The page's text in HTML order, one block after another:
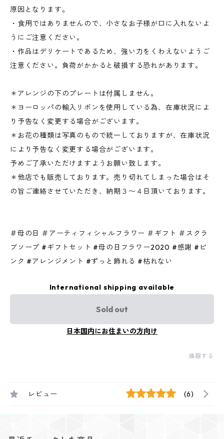
原因となります。
・食用ではありませんので、小さなお子様が口に入れないよ
うにご注意ください。
・作品はデリケートであるため、強い力をくわえないようご
注意ください。負荷がかかると破損する恐れがあります。
＊アレンジの下のプレートは付属しません。
＊ヨーロッパの輸入リボンを使用している為、在庫状況によ
り予告なく変更する場合がございます。
＊お花の種類は写真のもので統一しておりますが、在庫状況
により予告なく変更する場合がございます。
予めご了承いただけますようお願い致します。
＊他店でも販売しております。売り切れてしまった場合はそ
の旨ご連絡させていただき、納期３〜４日頂いております。
＃母の日 ＃アーティフィシャルフラワー ＃ギフト ＃スクラ
ブソープ #ギフトセット #母の日フラワー2020 #感謝 #ピ
ンク #アレンジメント #ずっと飾れる #枯れない
International shipping available
Sold out
日本国内にお住まいの方向け
通報する
レビュー (6)